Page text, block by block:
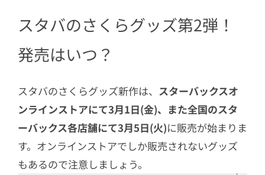
2.3SAKURA2024ステンレスボトルフ
2.4 SAKURA2024ステンレスボトルグ
2.5 SAKURA2024ストラップカップシ
ェイプステンレスボトル 355ml
2.6 SAKURA2024ステンレスボトルナ
チュラル325ml
スタバのさくらグッズ第2弾！
発売はいつ？
スタバのさくらグッズ新作は、 スターバックスオ
ンラインストアにて3月1日(金)、また全国のスタ
ーバックス各店舗にて3月5日(火)に販売が始まりま
す。オンラインストアでしか販売されないグッズ
もあるので注意しましょう。